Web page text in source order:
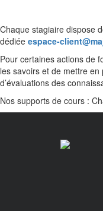
Chaque stagiaire dispose
dédiée espace-
Pour certaines actions de
les savoirs et de mettre
d’évaluations des
Nos supports de cours :